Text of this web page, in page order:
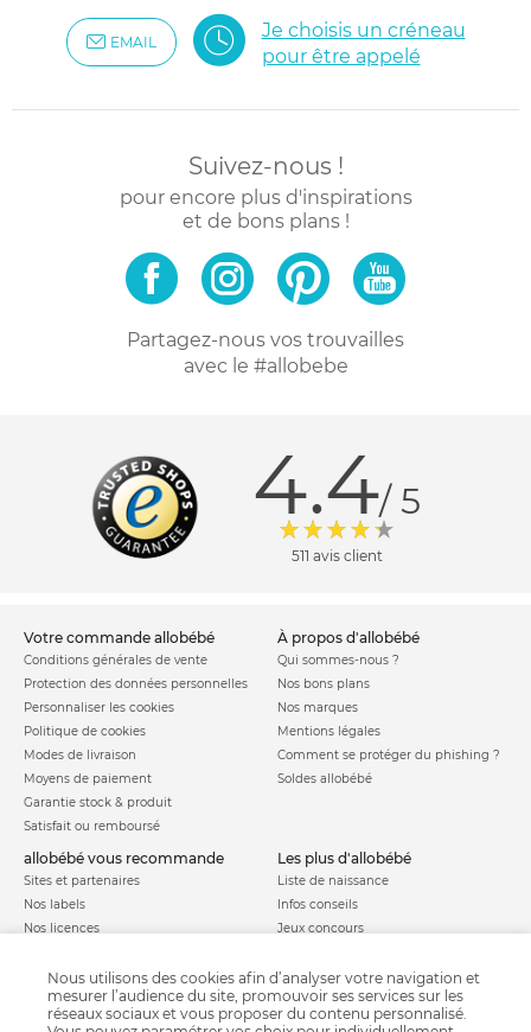
EMAIL
Je choisis un créneau
pour être appelé
Suivez-nous !
pour encore plus d'inspirations
et de bons plans !
Partagez-nous vos trouvailles
avec le #allobebe
4.4/ 5
511 avis client
votre commande allobébé
Conditions générales de vente
Protection des données personnelles
Personnaliser les cookies
Politique de cookies
Modes de livraison
Moyens de paiement
Garantie stock & produit
Satisfait ou remboursé
à propos d'allobébé
Qui sommes-nous ?
Nos bons plans
Nos marques
Mentions légales
Comment se protéger du phishing ?
Soldes allobébé
allobébé vous recommande
Sites et partenaires
Nos labels
Nos licences
les plus d'allobébé
Liste de naissance
Infos conseils
Jeux concours
Parrainage
Paiement sécurisé
Nous utilisons des cookies afin d’analyser votre navigation et
mesurer l’audience du site, promouvoir ses services sur les
réseaux sociaux et vous proposer du contenu personnalisé.